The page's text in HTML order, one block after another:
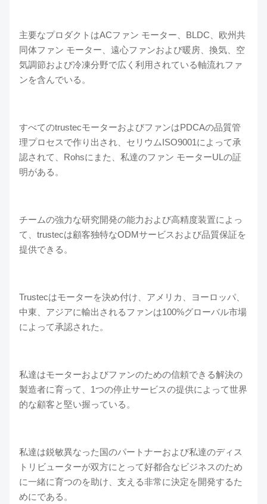
主要なプロダクトはACファン モーター、BLDC、欧州共
同体ファン モーター、遠心ファンおよび暖房、換気、空
気調節および冷凍分野で広く利用されている軸流れファ
ンを含んでいる。
すべてのtrustecモーターおよびファンはPDCAの品質管
理プロセスで作り出され、セリウムISO9001によって承
認されて、Rohsにまた、私達のファン モーターULの証
明がある。
チームの強力な研究開発の能力および高精度装置によっ
て、trustecは顧客独特なODMサービスおよび品質保証を
提供できる。
Trustecはモーターを決め付け、アメリカ、ヨーロッパ、
中東、アジアに輸出されるファンは100%グローバル市場
によって承認された。
私達はモーターおよびファンのための信頼できる解決の
製造者に育って、1つの停止サービスの提供によって世界
的な顧客と堅い握っている。
私達は鋭敏異なった国のパートナーおよび私達のディス
トリビューターが双方にとって好都合なビジネスのため
に一緒に育つのを助け、支える非常に決定を開発するた
めにである。